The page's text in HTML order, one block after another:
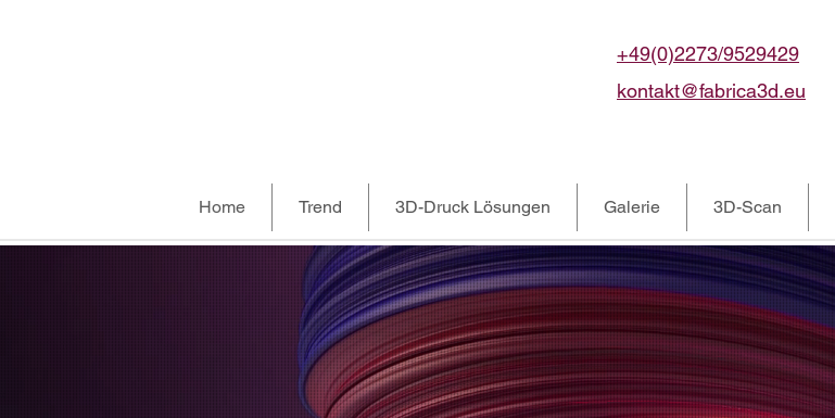
+49(0)2273/9529429
kontakt@fabrica3d.eu
Home Trend 3D-Druck Lösungen Galerie 3D-Scan